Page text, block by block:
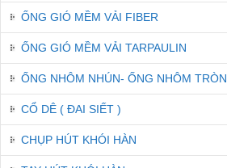
ỐNG GIÓ MỀM VẢI FIBER
ỐNG GIÓ MỀM VẢI TARPAULIN
ỐNG NHÔM NHÚN- ỐNG NHÔM TRÒN
CỔ DÊ ( ĐAI SIẾT )
CHỤP HÚT KHÓI HÀN